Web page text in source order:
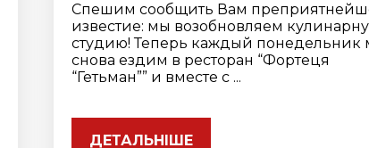
Спешим сообщить Вам
известие: мы возобновляем
студию! Теперь каждый понедельник
снова ездим в ресторан “Фортеця
“Гетьман”” и вместе с ...
ДЕТАЛЬНІШЕ